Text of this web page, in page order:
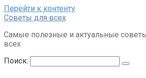
Перейти к контенту
Советы для всех
Самые полезные и актуальные
всех
Поиск: